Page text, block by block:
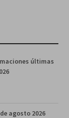
últimas
agosto 2026